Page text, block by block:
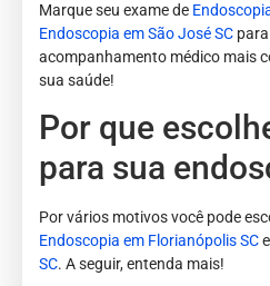
Marque seu exame de
Endoscopia em São José SC
acompanhamento médico mais
sua saúde!
Por que
para sua
Por vários motivos você pode
Endoscopia em Florianópolis SCe
SC. A seguir, entenda mais!